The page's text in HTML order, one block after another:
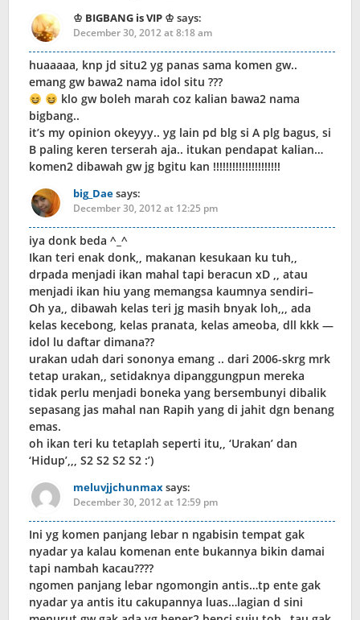
♔ BIGBANG is VIP ♔ says:
December 30, 2012 at 8:18 am
huaaaaa, knp jd situ2 yg panas sama komen gw..
emang gw bawa2 nama idol situ ???
klo gw boleh marah coz kalian bawa2 nama
bigbang..
it’s my opinion okeyyy.. yg lain pd blg si A plg bagus, si
B paling keren terserah aja.. itukan pendapat kalian…
komen2 dibawah gw jg bgitu kan !!!!!!!!!!!!!!!!!!!!!
big_Daesays:
December 30, 2012 at 12:25 pm
iya donk beda ^_^
Ikan teri enak donk,, makanan kesukaan ku tuh,,
drpada menjadi ikan mahal tapi beracun xD ,, atau
menjadi ikan hiu yang memangsa kaumnya sendiri–
Oh ya,, dibawah kelas teri jg masih bnyak loh,,, ada
kelas kecebong, kelas pranata, kelas ameoba, dll kkk —
idol lu daftar dimana??
urakan udah dari sononya emang .. dari 2006-skrg mrk
tetap urakan,, setidaknya dipanggungpun mereka
tidak perlu menjadi boneka yang bersembunyi dibalik
sepasang jas mahal nan Rapih yang di jahit dgn benang
emas.
oh ikan teri ku tetaplah seperti itu,, ‘Urakan’ dan
‘Hidup’,,, S2 S2 S2 S2 :’)
meluvjjchunmaxsays:
December 30, 2012 at 12:59 pm
Ini yg komen panjang lebar n ngabisin tempat gak
nyadar ya kalau komenan ente bukannya bikin damai
tapi nambah kacau????
ngomen panjang lebar ngomongin antis…tp ente gak
nyadar ya antis itu cakupannya luas…lagian d sini